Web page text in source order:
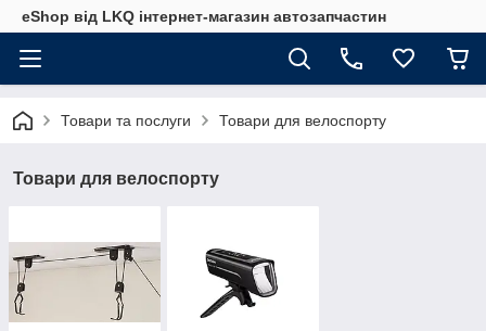
eShop від LKQ інтернет-магазин автозапчастин
Товари та послуги Товари для велоспорту
Товари для велоспорту